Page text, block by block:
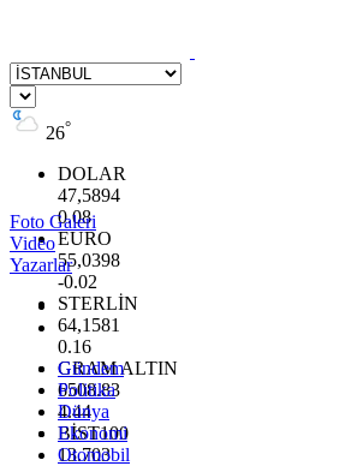
26°
DOLAR
47,5894
0.08
EURO
55,0398
-0.02
STERLİN
64,1581
0.16
GRAM ALTIN
6508.83
4.44
BİST100
13.703
Foto Galeri
Video
Yazarlar
Gündem
Politika
Dünya
Ekonomi
Otomobil